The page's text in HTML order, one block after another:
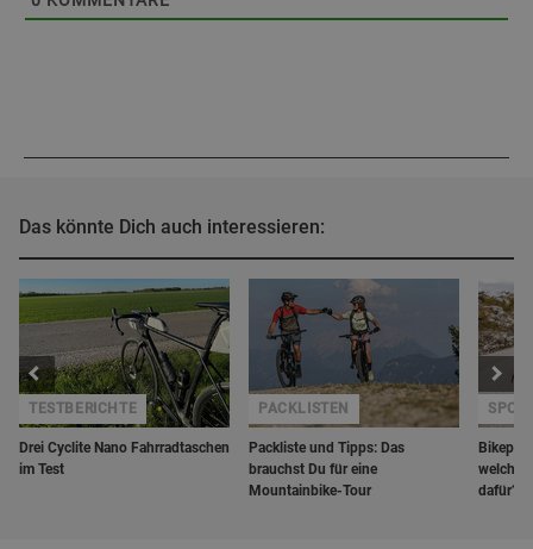
Das könnte Dich auch interessieren:
Drei Cyclite Nano Fahrradtaschen
im Test
TESTBERICHTE
Packliste und Tipps: Das
brauchst Du für eine
Mountainbike-Tour
PACKLISTEN
welche
dafür?